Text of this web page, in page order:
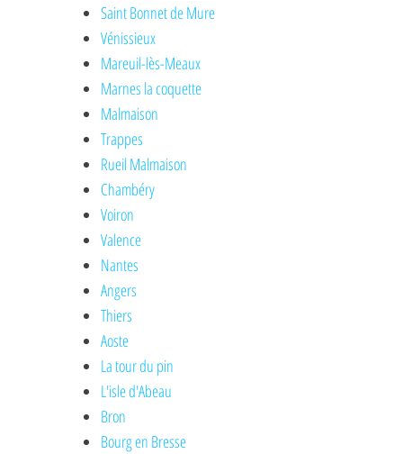
Saint Bonnet de Mure
Vénissieux
Mareuil-lès-Meaux
Marnes la coquette
Malmaison
Trappes
Rueil Malmaison
Chambéry
Voiron
Valence
Nantes
Angers
Thiers
Aoste
La tour du pin
L'isle d'Abeau
Bron
Bourg en Bresse